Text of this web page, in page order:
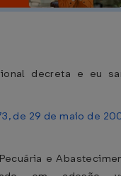
decreta e eu
de 29 de maio de
e